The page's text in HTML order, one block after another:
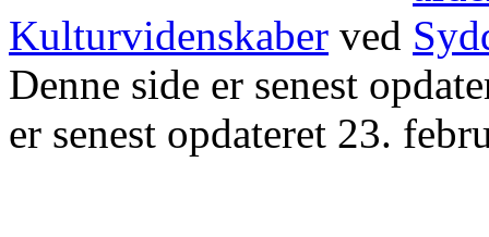
Kulturvidenskaber ved
Denne side er senest
er senest opdateret 23.